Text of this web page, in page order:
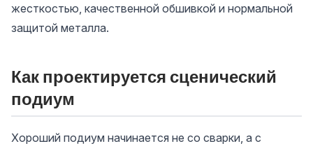
жесткостью, качественной обшивкой и нормальной
защитой металла.
Как проектируется сценический
подиум
Хороший подиум начинается не со сварки, а с